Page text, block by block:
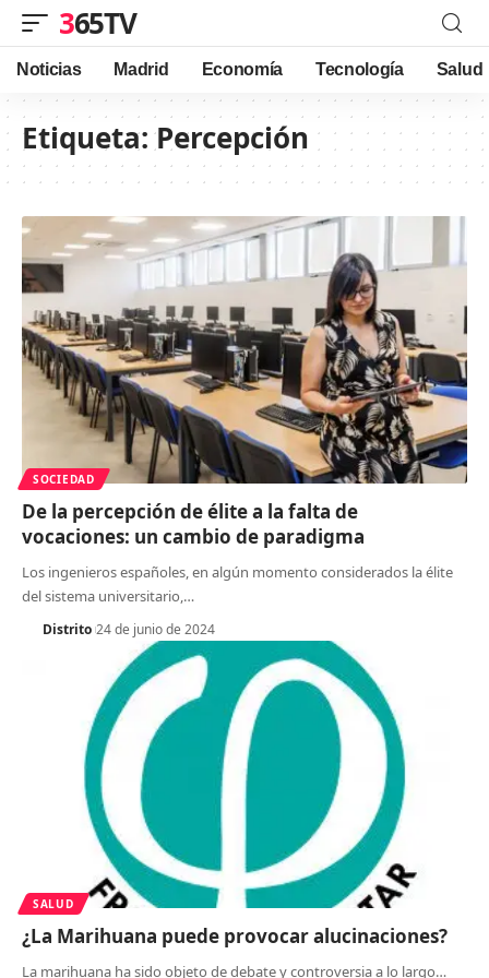
365TV
Noticias Madrid Economía Tecnología Salud
Etiqueta:Percepción
SOCIEDAD
De la percepción de élite a la falta de
vocaciones: un cambio de paradigma
Los ingenieros españoles, en algún momento considerados la élite
del sistema universitario,…
Distrito 24 de junio de 2024
SALUD
¿La Marihuana puede provocar alucinaciones?
La marihuana ha sido objeto de debate y controversia a lo largo…